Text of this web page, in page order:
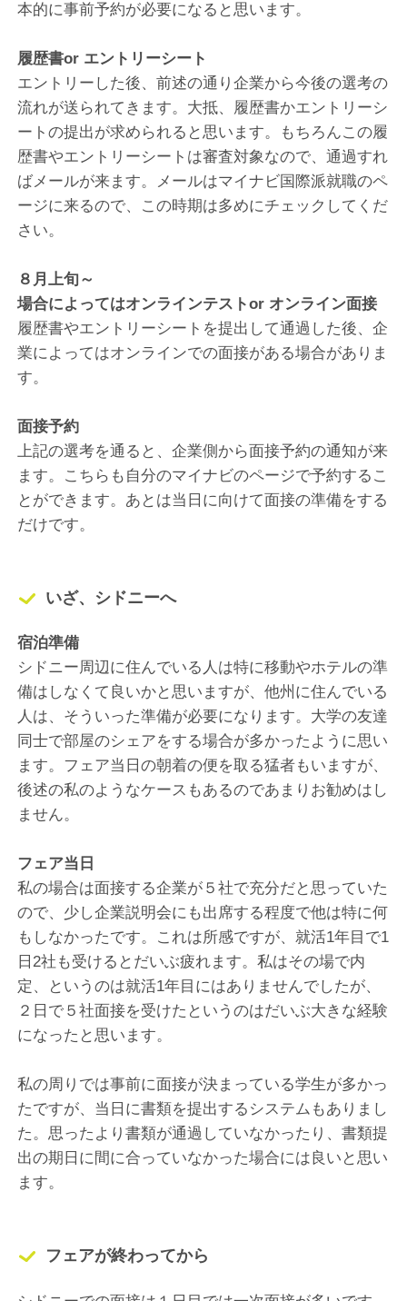
本的に事前予約が必要になると思います。
履歴書or エントリーシート
エントリーした後、前述の通り企業から今後の選考の
流れが送られてきます。大抵、履歴書かエントリーシ
ートの提出が求められると思います。もちろんこの履
歴書やエントリーシートは審査対象なので、通過すれ
ばメールが来ます。メールはマイナビ国際派就職のペ
ージに来るので、この時期は多めにチェックしてくだ
さい。
８月上旬～
場合によってはオンラインテストor オンライン面接
履歴書やエントリーシートを提出して通過した後、企
業によってはオンラインでの面接がある場合がありま
す。
面接予約
上記の選考を通ると、企業側から面接予約の通知が来
ます。こちらも自分のマイナビのページで予約するこ
とができます。あとは当日に向けて面接の準備をする
だけです。
いざ、シドニーへ
宿泊準備
シドニー周辺に住んでいる人は特に移動やホテルの準
備はしなくて良いかと思いますが、他州に住んでいる
人は、そういった準備が必要になります。大学の友達
同士で部屋のシェアをする場合が多かったように思い
ます。フェア当日の朝着の便を取る猛者もいますが、
後述の私のようなケースもあるのであまりお勧めはし
ません。
フェア当日
私の場合は面接する企業が５社で充分だと思っていた
ので、少し企業説明会にも出席する程度で他は特に何
もしなかったです。これは所感ですが、就活1年目で1
日2社も受けるとだいぶ疲れます。私はその場で内
定、というのは就活1年目にはありませんでしたが、
２日で５社面接を受けたというのはだいぶ大きな経験
になったと思います。
私の周りでは事前に面接が決まっている学生が多かっ
たですが、当日に書類を提出するシステムもありまし
た。思ったより書類が通過していなかったり、書類提
出の期日に間に合っていなかった場合には良いと思い
ます。
フェアが終わってから